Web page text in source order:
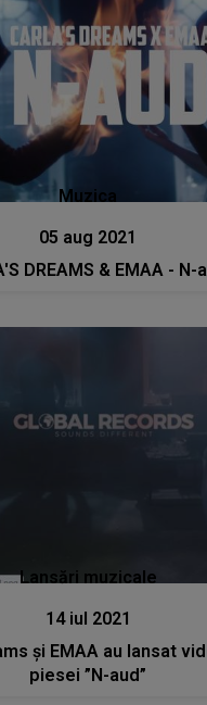
Muzica
05 aug 2021
DREAMS & EMAA - N-
Lansări muzicale
14 iul 2021
videoclipul
piesei ”N-aud”